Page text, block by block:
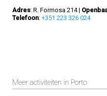
Adres: R. Formosa 214|
Telefoon: +351 223 326 024
Meer activiteiten in Porto